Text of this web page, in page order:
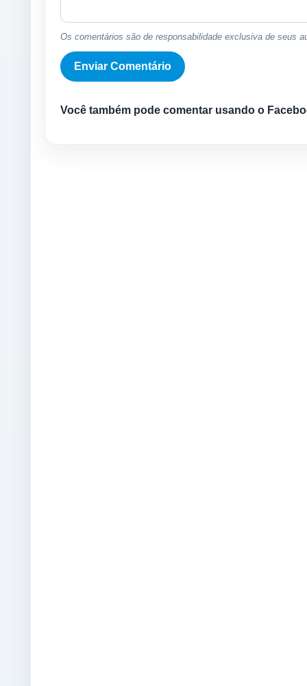
Os comentários são de responsabilidade exclusiva de seus
Você também pode comentar usando o